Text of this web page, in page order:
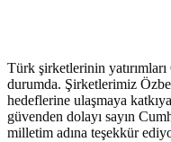
Türk şirketlerinin
durumda. Şirketlerimiz
hedeflerine ulaşmaya katkıya
güvenden dolayı sayın
milletim adına teşekkür